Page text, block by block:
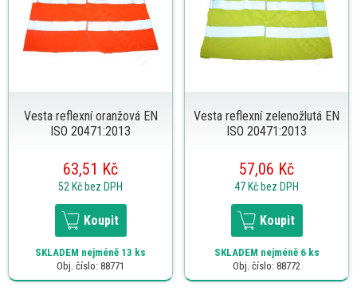
Vesta reflexní oranžová EN
ISO 20471:2013
63,51 Kč
52 Kč bez DPH
Koupit
SKLADEM nejméně 13 ks
Obj. číslo: 88771
Vesta reflexní zelenožlutá EN
ISO 20471:2013
57,06 Kč
47 Kč bez DPH
Koupit
SKLADEM nejméně 6 ks
Obj. číslo: 88772